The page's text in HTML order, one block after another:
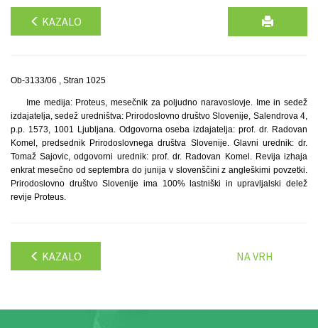
KAZALO
Ob-3133/06 , Stran 1025
Ime medija: Proteus, mesečnik za poljudno naravoslovje. Ime in sedež
izdajatelja, sedež uredništva: Prirodoslovno društvo Slovenije, Salendrova 4,
p.p. 1573, 1001 Ljubljana. Odgovorna oseba izdajatelja: prof. dr. Radovan
Komel, predsednik Prirodoslovnega društva Slovenije. Glavni urednik: dr.
Tomaž Sajovic, odgovorni urednik: prof. dr. Radovan Komel. Revija izhaja
enkrat mesečno od septembra do junija v slovenščini z angleškimi povzetki.
Prirodoslovno društvo Slovenije ima 100% lastniški in upravljalski delež
revije Proteus.
KAZALO NA VRH